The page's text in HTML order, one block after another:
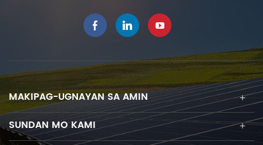
MAKIPAG-UGNAYAN SA AMIN
SUNDAN MO KAMI